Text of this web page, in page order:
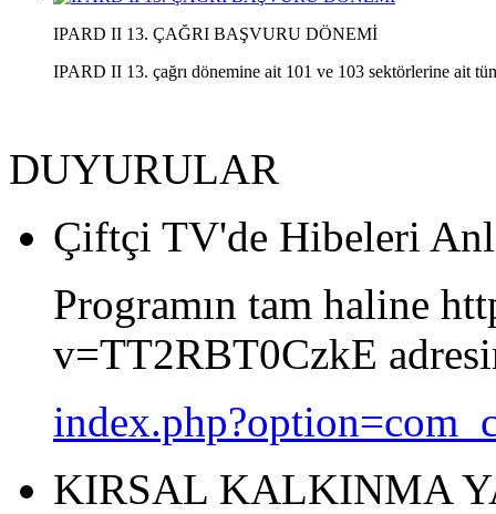
IPARD II 13. ÇAĞRI BAŞVURU DÖNEMİ
IPARD II 13. çağrı dönemine ait 101 ve 103 sektörlerine ait
DUYURULAR
Çiftçi TV'de Hibeleri
Programın tam haline
v=TT2RBT0CzkE
KIRSAL KALKINMA